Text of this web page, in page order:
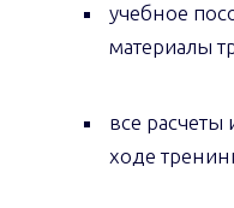
учебное
материалы
все
ходе